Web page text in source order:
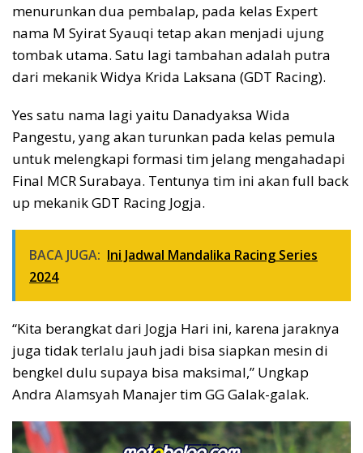
menurunkan dua pembalap, pada kelas Expert
nama M Syirat Syauqi tetap akan menjadi ujung
tombak utama. Satu lagi tambahan adalah putra
dari mekanik Widya Krida Laksana (GDT Racing).
Yes satu nama lagi yaitu Danadyaksa Wida
Pangestu, yang akan turunkan pada kelas pemula
untuk melengkapi formasi tim jelang mengahadapi
Final MCR Surabaya. Tentunya tim ini akan full back
up mekanik GDT Racing Jogja.
BACA JUGA: Ini Jadwal Mandalika Racing Series
2024
“Kita berangkat dari Jogja Hari ini, karena jaraknya
juga tidak terlalu jauh jadi bisa siapkan mesin di
bengkel dulu supaya bisa maksimal,” Ungkap
Andra Alamsyah Manajer tim GG Galak-galak.